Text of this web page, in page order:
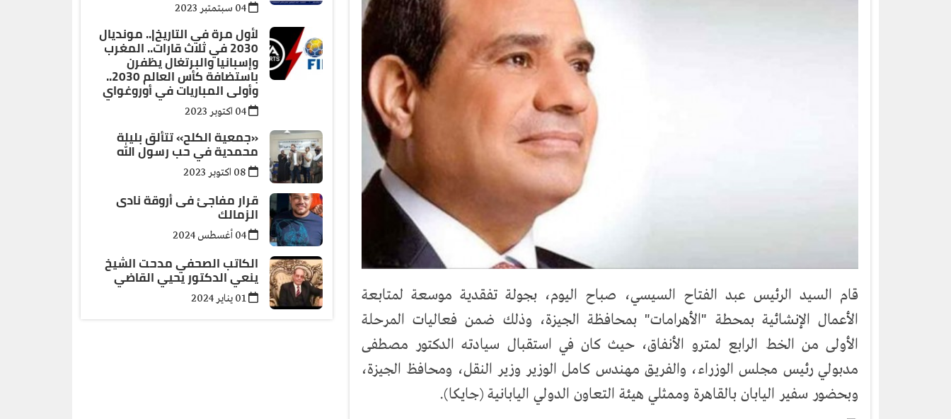
قام السيد الرئيس عبد الفتاح السيسي، صباح اليوم، بجولة تفقدية موسعة لمتابعة
الأعمال الإنشائية بمحطة "الأهرامات" بمحافظة الجيزة، وذلك ضمن فعاليات المرحلة
الأولى من الخط الرابع لمترو الأنفاق، حيث كان في استقبال سيادته الدكتور مصطفى
مدبولي رئيس مجلس الوزراء، والفريق مهندس كامل الوزير وزير النقل، ومحافظ الجيزة،
وبحضور سفير اليابان بالقاهرة وممثلي هيئة التعاون الدولي اليابانية (جايكا).
لأول مرة في التاريخ|.. مونديال
2030 في ثلاث قارات.. المغرب
وإسبانيا والبرتغال يظفرن
باستضافة كأس العالم 2030..
وأولى المباريات في أوروغواي
«جمعية الكلح» تتألق بليلة
محمدية في حب رسول الله
قرار مفاجئ فى أروقة نادى
الزمالك
الكاتب الصحفي مدحت الشيخ
ينعي الدكتور يحيي القاضي